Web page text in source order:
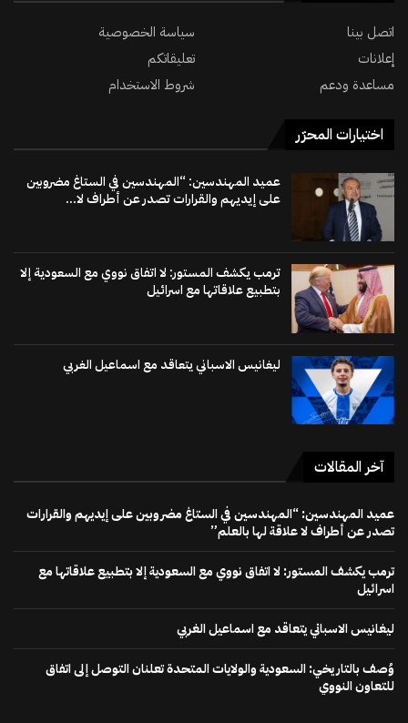
اتصل بينا
سياسة الخصوصية
إعلانات
تعليقاتكم
مساعدة ودعم
شروط الاستخدام
اختيارات المحرّر
عميد المهندسين: “المهندسين في الستاغ مضروبين
على إيديهم والقرارات تصدر عن أطراف لا...
ترمب يكشف المستور: لا اتفاق نووي مع السعودية إلا
بتطبيع علاقاتها مع اسرائيل
ليغانيس الاسباني يتعاقد مع اسماعيل الغربي
آخر المقالات
عميد المهندسين: “المهندسين في الستاغ مضروبين على إيديهم والقرارات
تصدر عن أطراف لا علاقة لها بالعلم”
ترمب يكشف المستور: لا اتفاق نووي مع السعودية إلا بتطبيع علاقاتها مع
اسرائيل
ليغانيس الاسباني يتعاقد مع اسماعيل الغربي
وُصف بالتاريخي: السعودية والولايات المتحدة تعلنان التوصل إلى اتفاق
للتعاون النووي